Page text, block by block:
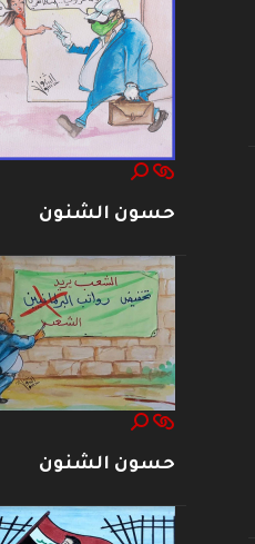
حسون الشنون
حسون الشنون